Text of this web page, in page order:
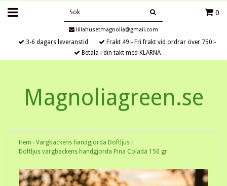
0
lillahusetmagnolia@gmail.com
3-6 dagars leveranstid
Frakt 49:- Fri frakt vid ordrar över 750:-
Betala i din takt med KLARNA
Magnoliagreen.se
Hem › Vargbackens handgjorda Doftljus ›
Doftljus vargbackens handgjorda Pina Colada 150 gr